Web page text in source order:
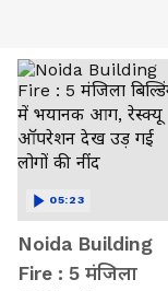
Noida Building
Fire : 5 मंजिला
05:23